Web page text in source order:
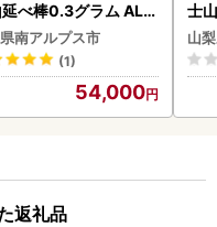
べ棒0.3グラム ALP
南アルプス市
(1)
54,000
士
山
返礼品